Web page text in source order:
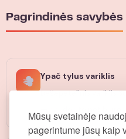
Mūsų svetainėje
pagerintume jūsų kaip
Pagrindinės savybės
Ypač tylus variklis
Bešepetėlinis variklis